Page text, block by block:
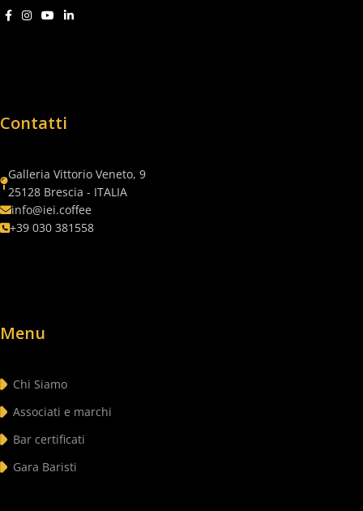
Contatti
Galleria Vittorio Veneto, 9
25128 Brescia - ITALIA
info@iei.coffee
+39 030 381558
Menu
Chi Siamo
Associati e marchi
Bar certificati
Gara Baristi